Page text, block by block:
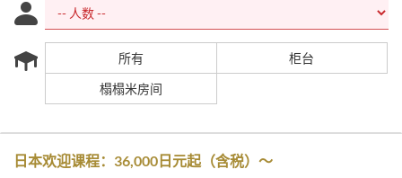
所有
柜台
榻榻米房间
日本欢迎课程：36,000日元起（含税）～